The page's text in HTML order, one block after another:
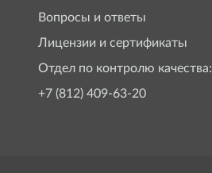
Вопросы и ответы
Лицензии и сертификаты
Отдел по контролю качества:
+7 (812) 409-63-20